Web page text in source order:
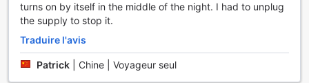
turns on by itself in the middle of the night. I had to unplug
the supply to stop it.
Traduire l'avis
Patrick Chine | Voyageur seul